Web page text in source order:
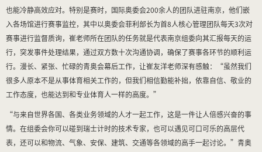
也能冷静高效应对。特别是赛时，国际奥委会200余人的团队进驻南京，他们嵌
入各场馆进行赛事监控，其中以奥委会菲利部长为首8人核心管理团队每天3次对
赛事进行监督质询，崔老师所在团队的任务就是代表南京组委向其汇报每天的运
行，突发事件处理结果，通过双方数十次沟通协调，确保了赛事各环节的顺利运
行。漫长、紧张、忙碌的青奥会幕后工作，让崔友洋老师深有感触：“虽然我们
很多人原本不是从事体育相关工作的，但我们相信勤能补拙，依靠自信、敬业的
工作态度，也能达到和专业体育人一样的高度。”
“与来自世界各国、各类业务领域的人才一起工作，这是一件让人倍感兴奋的事
情。在组委会你可以碰到瑞士计时的技术专家，也可以遇见可口可乐的高层代
表，还可以和物流、气象、安保、建筑、交通等各领域的高手一起讨论。”青奥